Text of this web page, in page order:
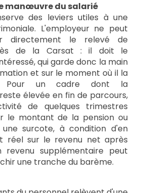
manœuvre du salarié
des leviers utiles à une
L'employeur ne peut
directement le relevé de
de la Carsat : il doit le
qui garde donc la main
et sur le moment où il la
Pour un cadre dont la
élevée en fin de parcours,
de quelques trimestres
le montant de la pension ou
surcote, à condition d'en
réel sur le revenu net après
supplémentaire peut
une tranche du barème.